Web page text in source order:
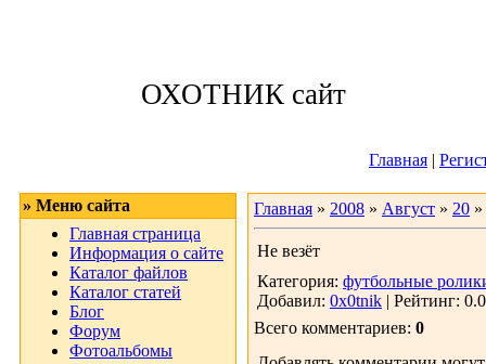
ОХОТНИК сайт
Главная |
» Меню сайта
Главная страница
Информация о сайте
Каталог файлов
Каталог статей
Блог
Форум
Фотоальбомы
Главная » 2008 » Август » 20
Не везёт
Категория: футбольные
Добавил: 0x0tnik | Рейтинг:
Всего комментариев: 0